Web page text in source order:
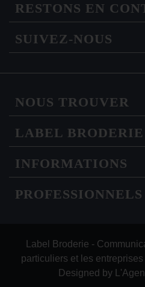
RESTONS EN
SUIVEZ-NOUS
NOUS TROUVER
LABEL BRODERIE
INFORMATIONS
PROFESSIONNELS
Label Broderie -
particuliers et les
Designed by